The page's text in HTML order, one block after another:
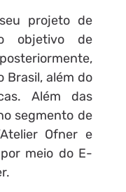
projeto de
objetivo de
Brasil, além do
Além das
segmento de
Ofner e
meio do E-